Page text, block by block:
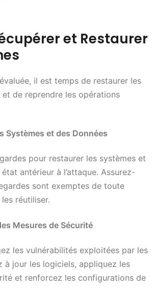
et Restaurer
il est temps de restaurer les
de reprendre les opérations
Systèmes et des Données
pour restaurer les systèmes et
antérieur à l’attaque. Assurez-
sont exemptes de toute
réutiliser.
Mesures de Sécurité
les vulnérabilités exploitées par les
à jour les logiciels, appliquez les
et renforcez les configurations de